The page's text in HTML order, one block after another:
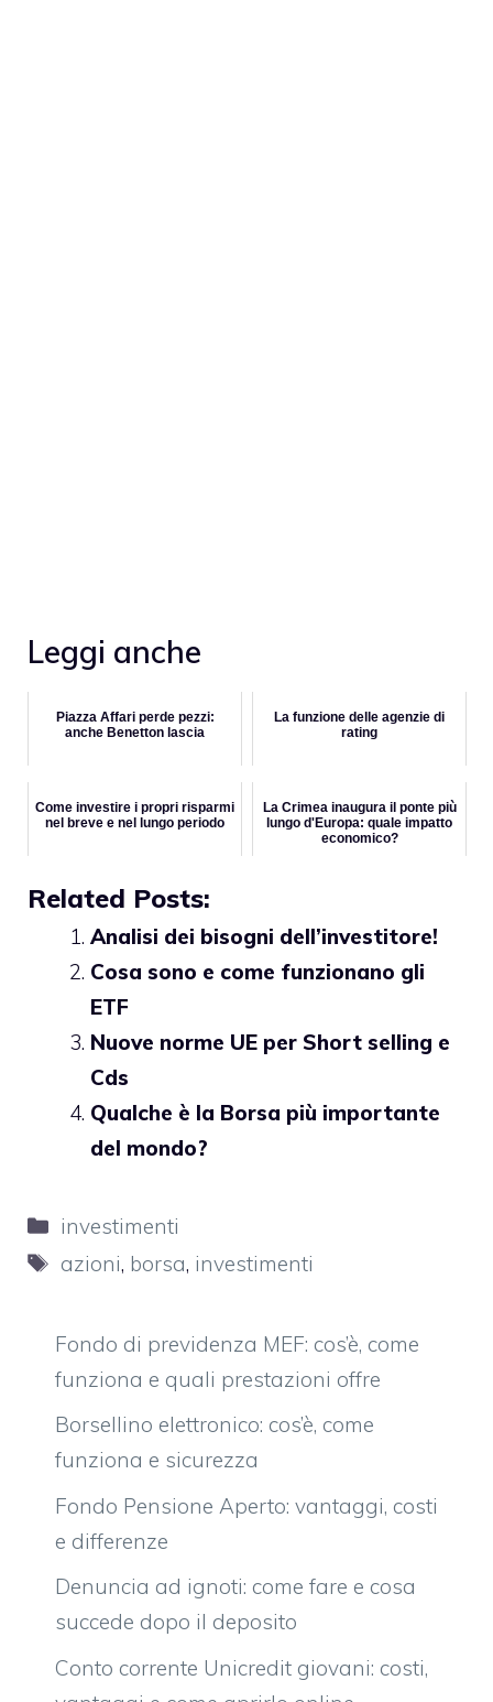
Leggi anche
Piazza Affari perde pezzi:
anche Benetton lascia
La funzione delle agenzie di
rating
Come investire i propri risparmi
nel breve e nel lungo periodo
La Crimea inaugura il ponte più
lungo d'Europa: quale impatto
economico?
Related Posts:
Analisi dei bisogni dell’investitore!
Cosa sono e come funzionano gli
ETF
Nuove norme UE per Short selling e
Cds
Qualche è la Borsa più importante
del mondo?
Categorie
investimenti
Tag
azioni, borsa, investimenti
Fondo di previdenza MEF: cos’è, come
funziona e quali prestazioni offre
Borsellino elettronico: cos’è, come
funziona e sicurezza
Fondo Pensione Aperto: vantaggi, costi
e differenze
Denuncia ad ignoti: come fare e cosa
succede dopo il deposito
Conto corrente Unicredit giovani: costi,